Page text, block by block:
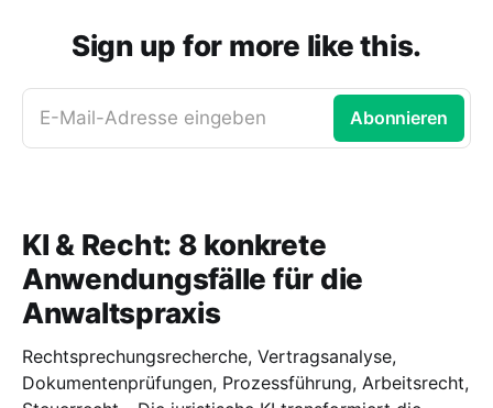
Sign up for more like this.
E-Mail-Adresse eingeben Abonnieren
KI & Recht: 8 konkrete
Anwendungsfälle für die
Anwaltspraxis
Rechtsprechungsrecherche, Vertragsanalyse,
Dokumentenprüfungen, Prozessführung, Arbeitsrecht,